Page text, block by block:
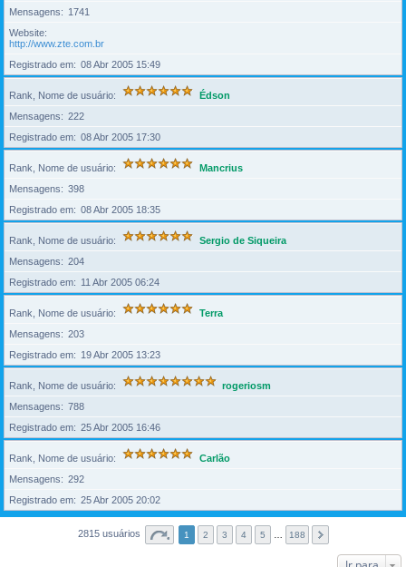
Mensagens
1741
Website
http://www.zte.com.br
Registrado em
08 Abr 2005 15:49
Rank, Nome de usuário
Édson
Mensagens
222
Registrado em
08 Abr 2005 17:30
Rank, Nome de usuário
Mancrius
Mensagens
398
Registrado em
08 Abr 2005 18:35
Rank, Nome de usuário
Sergio de Siqueira
Mensagens
204
Registrado em
11 Abr 2005 06:24
Rank, Nome de usuário
Terra
Mensagens
203
Registrado em
19 Abr 2005 13:23
Rank, Nome de usuário
rogeriosm
Mensagens
788
Registrado em
25 Abr 2005 16:46
Rank, Nome de usuário
Carlão
Mensagens
292
Registrado em
25 Abr 2005 20:02
2815 usuários 1 2 3 4 5 188